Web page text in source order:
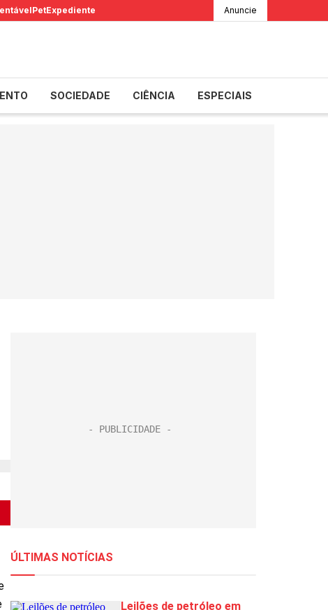
PetExpediente Anuncie
SOCIEDADE CIÊNCIA ESPECIAIS